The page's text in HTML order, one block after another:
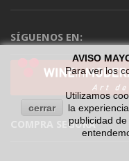
SÍGUENOS EN:
COMPRA SEGURA
cerrar
AVISO
Para ver los
Utilizamos
la
publicidad